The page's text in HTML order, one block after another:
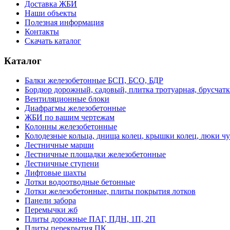
Доставка ЖБИ
Наши объекты
Полезная информация
Контакты
Скачать каталог
Каталог
Балки железобетонные БСП, БСО, БДР
Бордюр дорожный, садовый, плитка тротуарная,
Вентиляционные блоки
Диафрагмы железобетонные
ЖБИ по вашим чертежам
Колонны железобетонные
Колодезные кольца, днища колец, крышки колец, люки
Лестничные марши
Лестничные площадки железобетонные
Лестничные ступени
Лифтовые шахты
Лотки водоотводные бетонные
Лотки железобетонные, плиты покрытия лотков
Панели забора
Перемычки жб
Плиты дорожные ПАГ, ПДН, 1П, 2П